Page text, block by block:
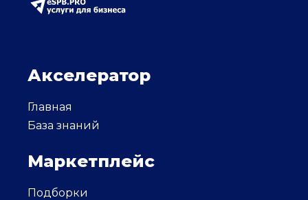
Акселератор
Главная
База знаний
Маркетплейс
Подборки